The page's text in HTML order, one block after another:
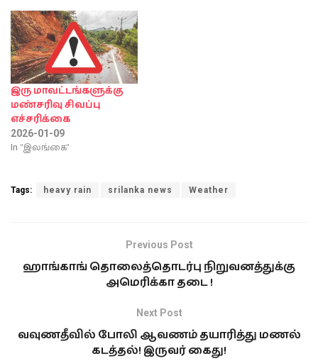
இரு மாவட்டங்களுக்கு
மண்சரிவு சிவப்பு
எச்சரிக்கை
2026-01-09
In "இலங்கை"
Tags: heavy rain srilanka news Weather
Previous Post
ஹாங்காங் தொலைத்தொடர்பு நிறுவனத்துக்கு
அமெரிக்கா தடை !
Next Post
வவுணதீவில் போலி ஆவணம் தயாரித்து மணல்
கடத்தல்! இருவர் கைது!